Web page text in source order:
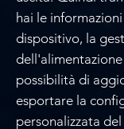
hai le
dispositivo, la
possibilità di
esportare la
personalizzata